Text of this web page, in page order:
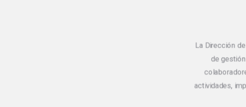
La Dirección de
de
actividades,